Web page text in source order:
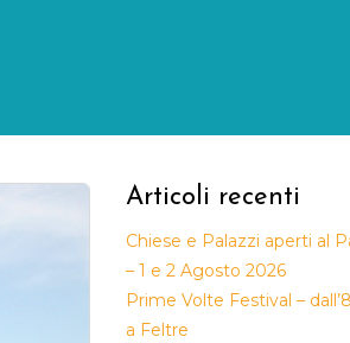
Articoli recenti
Chiese e Palazzi aperti al
– 1 e 2 Agosto 2026
Prime Volte Festival –
a Feltre